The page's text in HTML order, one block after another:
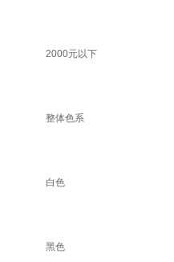
2000元以下
整体色系
白色
黑色